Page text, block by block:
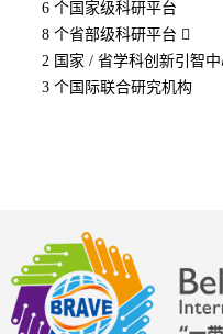
6 个国家级科研平台
8 个省部级科研平台 
2 国家 / 省学科创新引智中
3 个国际联合研究机构